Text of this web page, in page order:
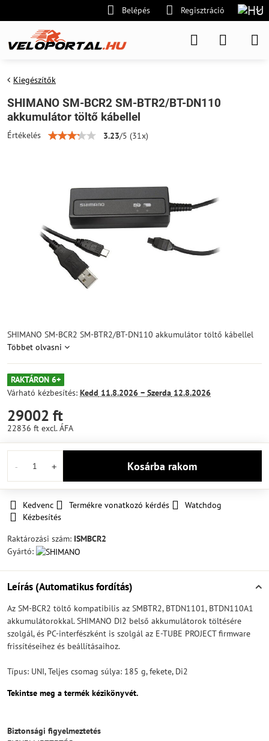
Belépés Regisztráció
Kiegészítők
SHIMANO SM-BCR2 SM-BTR2/BT-DN110
akkumulátor töltő kábellel
Értékelés 3.23/5 (31x)
SHIMANO SM-BCR2 SM-BTR2/BT-DN110 akkumulátor töltő kábellel
Többet olvasni
RAKTÁRON 6+
Várható kézbesítés: Kedd 11.8.2026 − Szerda 12.8.2026
29002 ft
22836 ft excl. ÁFA
Kosárba rakom
Kedvenc Termékre vonatkozó kérdés
Watchdog
Kézbesítés
Raktározási szám: ISMBCR2
Gyártó:
Leírás (Automatikus fordítás)
Az SM-BCR2 töltő kompatibilis az SMBTR2, BTDN1101, BTDN110A1
akkumulátorokkal. SHIMANO DI2 belső akkumulátorok töltésére
szolgál, és PC-interfészként is szolgál az E-TUBE PROJECT firmware
frissítéseihez és beállításaihoz.
Típus: UNI, Teljes csomag súlya: 185 g, fekete, Di2
Tekintse meg a termék kézikönyvét.
Biztonsági figyelmeztetés